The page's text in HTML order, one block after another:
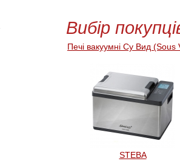
Вибір
Печі вакуумні Су Вид (Sous
STEBA